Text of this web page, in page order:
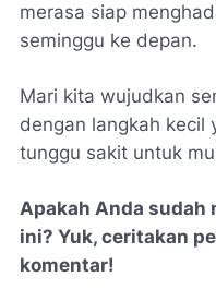
merasa siap
seminggu ke depan.
Mari kita wujudkan
dengan langkah kecil
tunggu sakit untuk
Apakah Anda sudah
ini? Yuk, ceritakan
komentar!